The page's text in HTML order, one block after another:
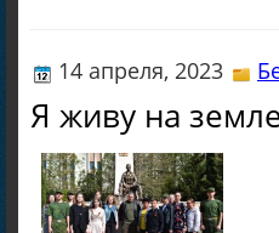
14 апреля, 2023
Я живу на